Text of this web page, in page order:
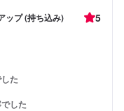
ップ (持ち込み) 5
た
した